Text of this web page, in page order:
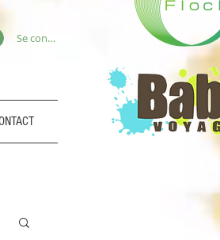
Se connecter